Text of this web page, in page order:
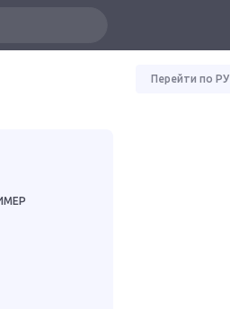
Перейти по РУ